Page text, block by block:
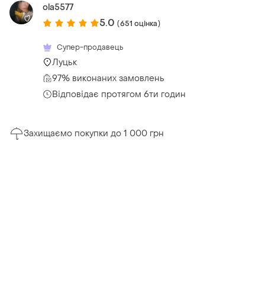
ola5577
5.0 (651 оцінка)
Супер-продавець
Луцьк
97% виконаних замовлень
Відповідає протягом 6ти годин
Захищаємо покупки до 1 000 грн